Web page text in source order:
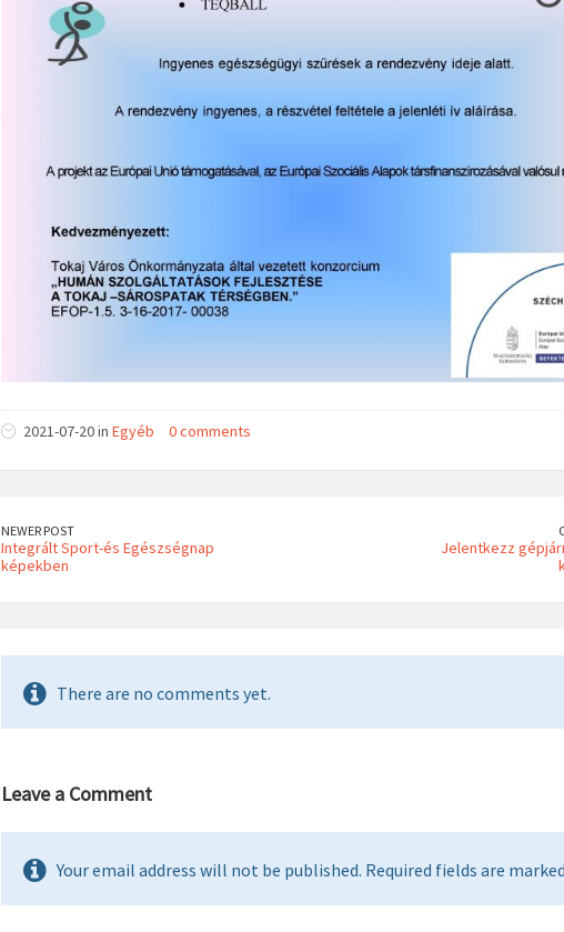
2021-07-20 in Egyéb 0 comments
NEWER POST
Integrált Sport-és Egészségnap
képekben
Jelentkezz
There are no comments yet.
Leave a Comment
Your email address will not be published. Required fields are